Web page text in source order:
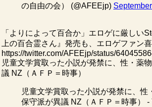
の自由の会） (@AFEEjp)
「よりによって百合か」エロゲに厳しい
上の百合霊さん』発売も、エロゲファン
https://twitter.com/AFEEjp/status/
児童文学賞取った小説が発禁に、性・薬
議 NZ（ＡＦＰ＝時事）
児童文学賞取った小説が発禁に、性
保守派が異議 NZ（ＡＦＰ＝時事） -